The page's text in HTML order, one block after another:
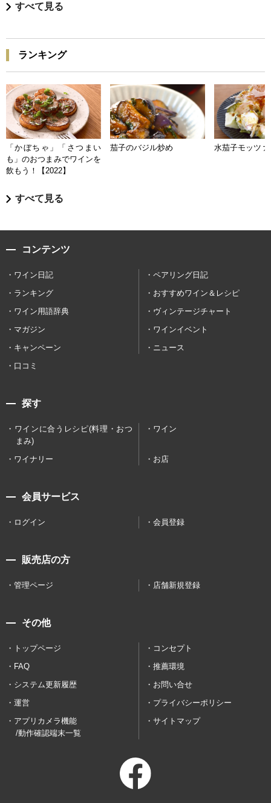
すべて見る
ランキング
「かぼちゃ」「さつまい
も」のおつまみでワインを
飲もう！【2022】
茄子のバジル炒め 水茄子モッツァ
すべて見る
コンテンツ
ワイン日記
ペアリング日記
ランキング
おすすめワイン＆レシピ
ワイン用語辞典
ヴィンテージチャート
マガジン
ワインイベント
キャンペーン
ニュース
口コミ
探す
ワインに合うレシピ(料理・おつ
まみ)
ワイン
ワイナリー お店
会員サービス
ログイン 会員登録
販売店の方
管理ページ 店舗新規登録
その他
トップページ
コンセプト
FAQ
推薦環境
システム更新履歴
お問い合せ
運営
プライバシーポリシー
アプリカメラ機能
/動作確認端末一覧
サイトマップ